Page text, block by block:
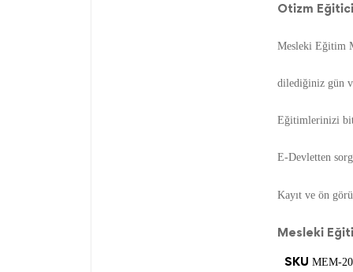
Otizm
Mesleki Eğitim
dilediğiniz gün
Eğitimlerinizi
E-Devletten
Kayıt ve ön
Mesleki
SKU MEM-